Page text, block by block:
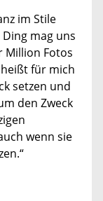
im Stile
mag uns
Million Fotos
für mich
setzen und
den Zweck
wenn sie